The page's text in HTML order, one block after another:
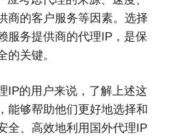
商的客户服务等因素。选择
服务提供商的代理IP，是保
的关键。
IP的用户来说，了解上述这
能够帮助他们更好地选择和
全、高效地利用国外代理IP